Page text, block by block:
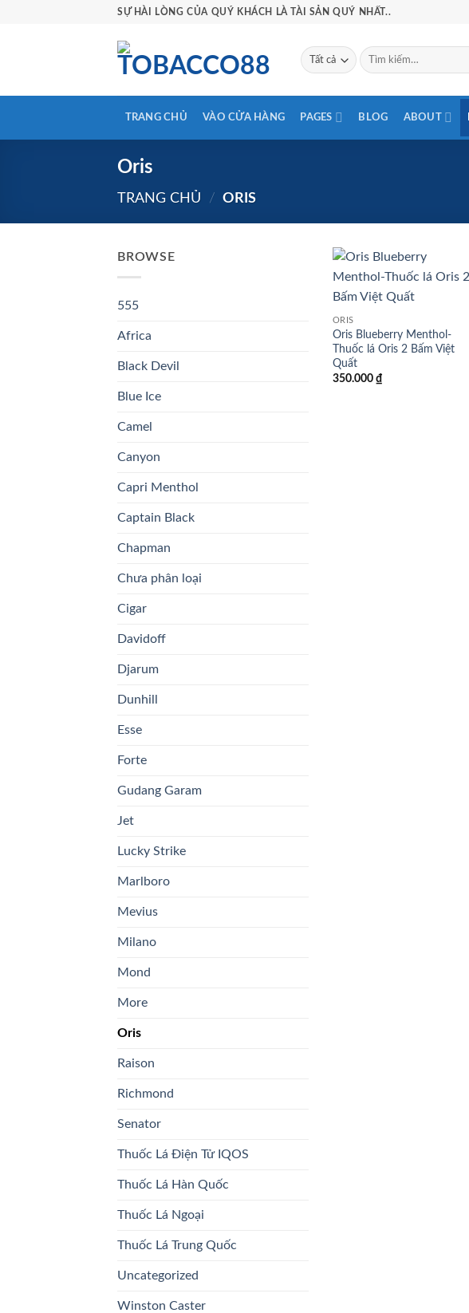
SỰ HÀI LÒNG CỦA QUÝ KHÁCH LÀ TÀI SẢN QUÝ NHẤT..
Tìm
kiếm:
TRANG CHỦ VÀO CỬA HÀNG PAGES BLOG ABOUT
Oris
TRANG CHỦ / ORIS
BROWSE
555
Africa
Black Devil
Blue Ice
Camel
Canyon
Capri Menthol
Captain Black
Chapman
Chưa phân loại
Cigar
Davidoff
Djarum
Dunhill
Esse
Forte
Gudang Garam
Jet
Lucky Strike
Marlboro
Mevius
Milano
Mond
More
Oris
Raison
Richmond
Senator
Thuốc Lá Điện Tử IQOS
Thuốc Lá Hàn Quốc
Thuốc Lá Ngoại
Thuốc Lá Trung Quốc
Uncategorized
Winston Caster
ORIS
Oris Blueberry Menthol-
Thuốc lá Oris 2 Bấm Việt
Quất
350.000 ₫